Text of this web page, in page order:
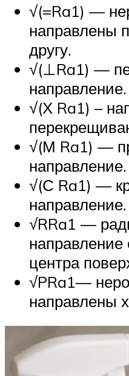
√(=Ra1) —
направлены
другу.
√(⊥Ra1) —
направление.
√(Х Ra1) –
√(М Ra1) —
направление.
√(С Ra1) —
направление.
√RRa1 —
направление
центра
√PRa1—
направлены